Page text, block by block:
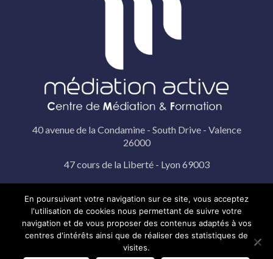
40 avenue de la Condamine - South Drive - Valence
26000
47 cours de la Liberté - Lyon 69003
19 rue Pérignon - Paris 75015
© 2022 Médiation Active | Mentions légales
Politique de
confidentialité |Réalisation La Boite Digitale
En poursuivant votre navigation sur ce site, vous acceptez
l'utilisation de cookies nous permettant de suivre votre
navigation et de vous proposer des contenus adaptés à vos
centres d'intérêts ainsi que de réaliser des statistiques de
visites.